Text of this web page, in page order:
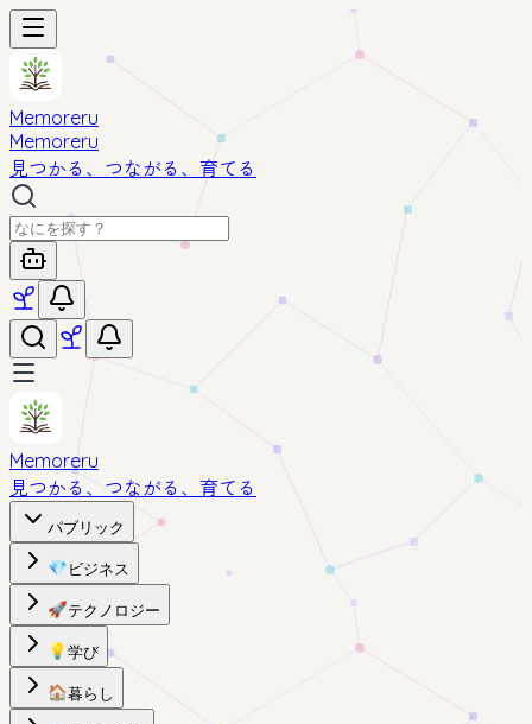
Memoreru
Memoreru
見つかる、つながる、育てる
Memoreru
見つかる、つながる、育てる
パブリック
💎 ビジネス
🚀テクノロジー
💡 学び
🏠暮らし